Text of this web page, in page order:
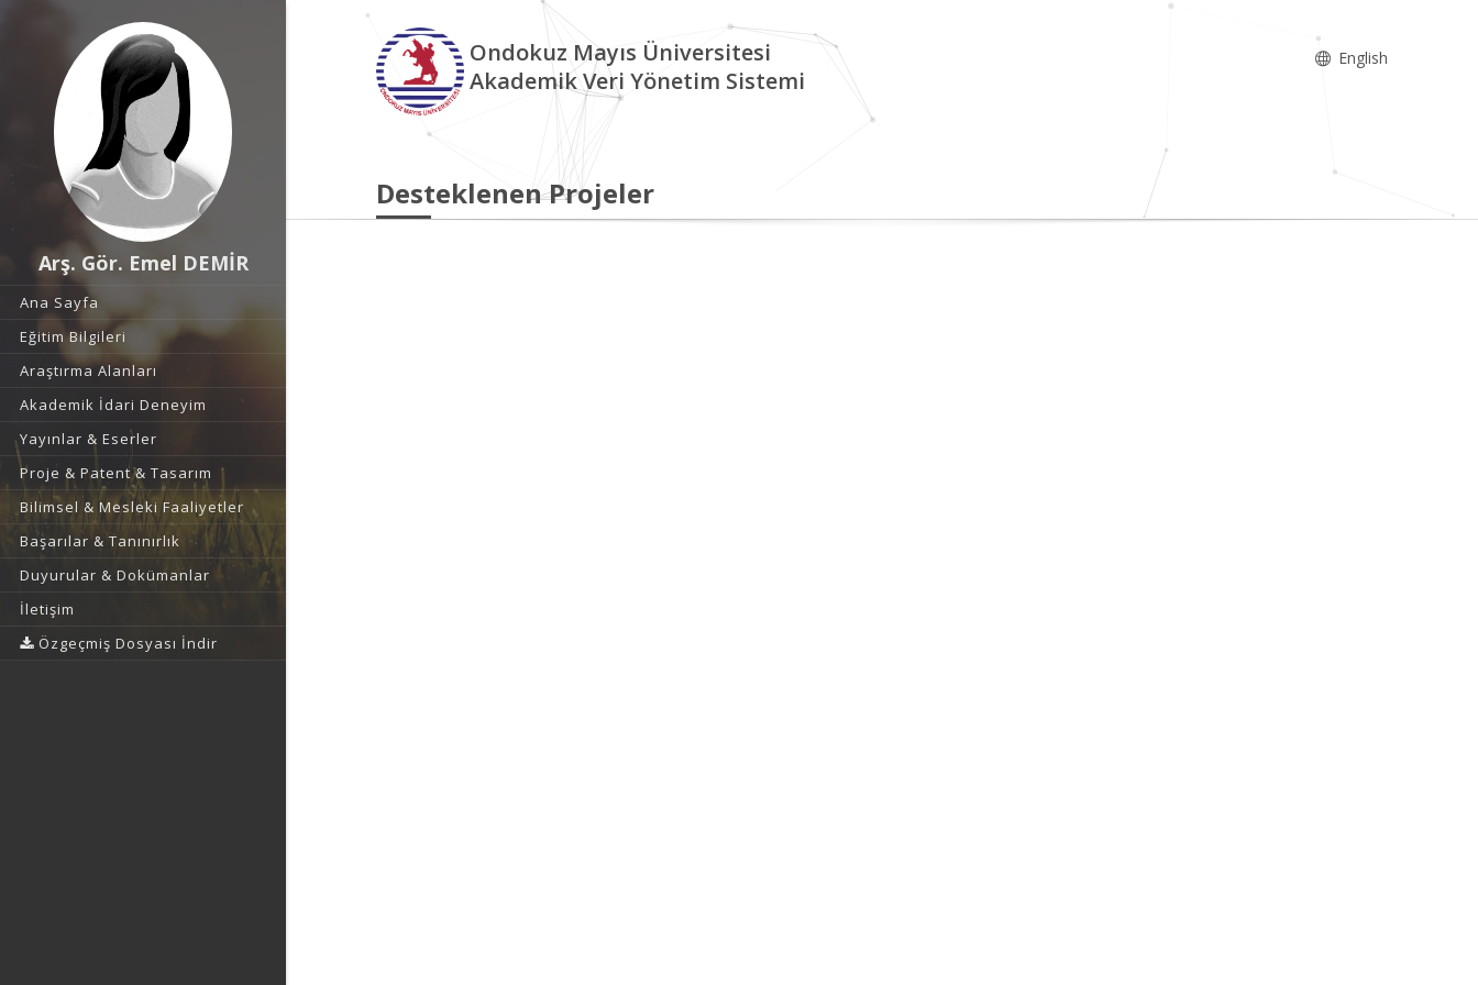
Arş. Gör. Emel DEMİR
Ana Sayfa
Eğitim Bilgileri
Araştırma Alanları
Akademik İdari Deneyim
Yayınlar & Eserler
Proje & Patent & Tasarım
Bilimsel & Mesleki Faaliyetler
Başarılar & Tanınırlık
Duyurular & Dokümanlar
İletişim
Özgeçmiş Dosyası İndir
Ondokuz Mayıs Üniversitesi
Akademik Veri Yönetim Sistemi
English
Desteklenen Projeler